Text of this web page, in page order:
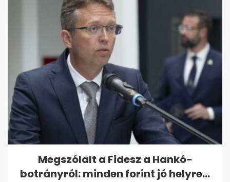
Megszólalt a Fidesz a Hankó-
botrányról: minden forint jó helyre...